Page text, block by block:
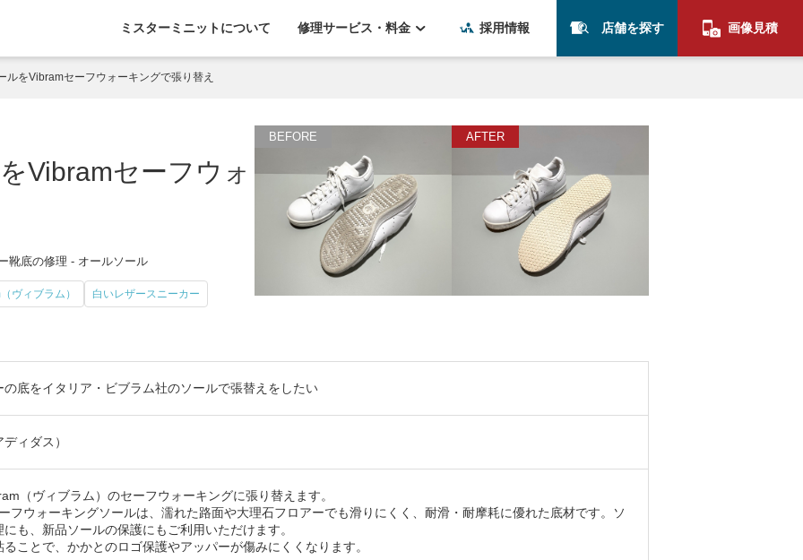
ミスターミニットについて 修理サービス・料金 採用情報 店舗を探す 画像見積
ルをVibramセーフウォーキングで張り替え
Vibramセーフウォ
靴底の修理 - オールソール
ヴィブラム） 白いレザースニーカー
の底をイタリア・ビブラム社のソールで張替えをしたい
ィダス）
（ヴィブラム）のセーフウォーキングに張り替えます。
フウォーキングソールは、濡れた路面や大理石フロアーでも滑りにくく、耐滑・耐摩耗に優れた底材です。ソ
も、新品ソールの保護にもご利用いただけます。
ことで、かかとのロゴ保護やアッパーが傷みにくくなります。